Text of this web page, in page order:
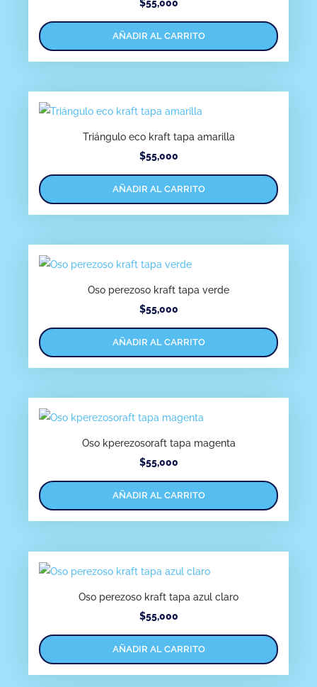
$55,000
AÑADIR AL CARRITO
Triángulo eco kraft tapa amarilla
$55,000
AÑADIR AL CARRITO
Oso perezoso kraft tapa verde
$55,000
AÑADIR AL CARRITO
Oso kperezosoraft tapa magenta
$55,000
AÑADIR AL CARRITO
Oso perezoso kraft tapa azul claro
$55,000
AÑADIR AL CARRITO